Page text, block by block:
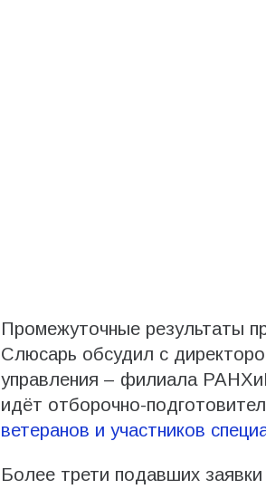
Промежуточные результаты
Слюсарь обсудил с
управления – филиала
идёт отборочно-
ветеранов и участников
Более трети подавших